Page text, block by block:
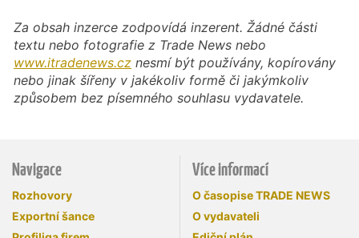
Za obsah inzerce zodpovídá inzerent. Žádné části
textu nebo fotografie z Trade News nebo
www.itradenews.cz nesmí být používány, kopírovány
nebo jinak šířeny v jakékoliv formě či jakýmkoliv
způsobem bez písemného souhlasu vydavatele.
Navigace
Rozhovory
Exportní šance
Více informací
O časopise TRADE NEWS
O vydavateli